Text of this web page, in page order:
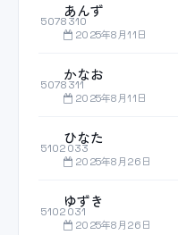
5078310
あんず
2025年8月11日
5078311
かなお
2025年8月11日
5102033
ひなた
2025年8月26日
5102031
ゆずき
2025年8月26日